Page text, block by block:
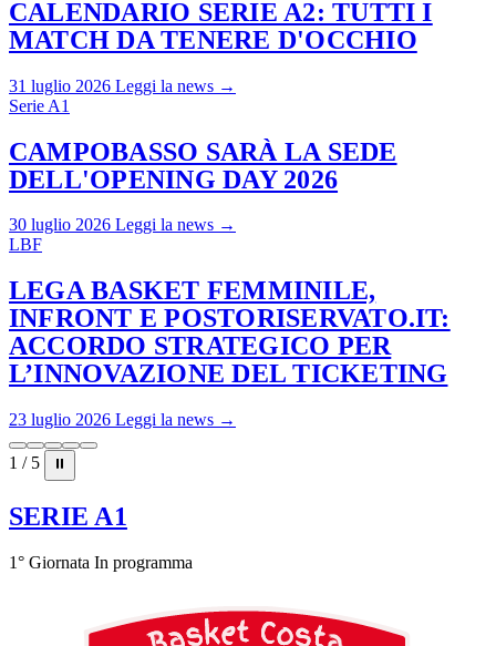
CALENDARIO SERIE A2: TUTTI I
MATCH DA TENERE D'OCCHIO
31 luglio 2026 Leggi la news →
Serie A1
CAMPOBASSO SARÀ LA SEDE
DELL'OPENING DAY 2026
30 luglio 2026 Leggi la news →
LBF
LEGA BASKET FEMMINILE,
INFRONT E POSTORISERVATO.IT:
ACCORDO STRATEGICO PER
L’INNOVAZIONE DEL TICKETING
23 luglio 2026 Leggi la news →
1 / 5 ⏸
SERIE A1
1° Giornata In programma